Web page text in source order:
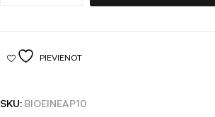
PIEVIENOT
SKU: BIOEINEAP10